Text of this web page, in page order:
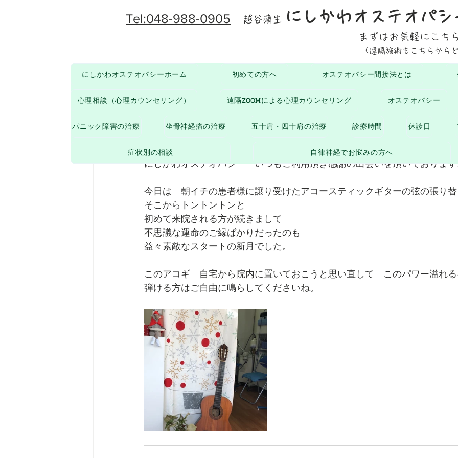
Tel:048-988-0905 越谷蒲生 にしかわオステオパシ
まずはお気軽にこち
(遠隔施術もこちらから
今日は新月
paruten4 2020年12月15日 読了時間: 1分
にしかわオステオパシー　いつもご利用頂き感謝の出会いを頂いておりま
今日は　朝イチの患者様に譲り受けたアコースティックギターの弦の張り
そこからトントントンと
初めて来院される方が続きまして
不思議な運命のご縁ばかりだったのも
益々素敵なスタートの新月でした。
このアコギ　自宅から院内に置いておこうと思い直して　このパワー溢れ
弾ける方はご自由に鳴らしてくださいね。
にしかわオステオパシーホーム 初めての方へ オステオパシー間接法とは
心理相談（心理カウンセリング） 遠隔ZOOMによる心理カウンセリング オステオパシー
パニック障害の治療 坐骨神経痛の治療 五十肩・四十肩の治療 診療時間 休診日
症状別の相談 自律神経でお悩みの方へ